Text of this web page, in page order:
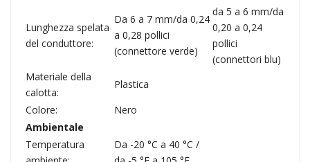
Lunghezza spelata
del conduttore:
Da 6 a 7 mm/da 0,24
a 0,28 pollici
(connettore verde)
da 5 a 6 mm/da
0,20 a 0,24
pollici
(connettori blu)
Materiale della
calotta:
Plastica
Colore:
Nero
Ambientale
Temperatura
Da -20 °C a 40 °C /